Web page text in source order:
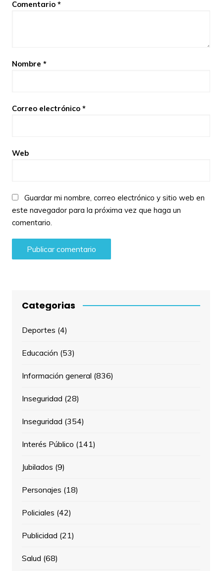
Comentario *
Nombre *
Correo electrónico *
Web
Guardar mi nombre, correo electrónico y sitio web en
este navegador para la próxima vez que haga un
comentario.
Categorias
Deportes (4)
Educación (53)
Información general (836)
Inseguridad (28)
Inseguridad (354)
Interés Público (141)
Jubilados (9)
Personajes (18)
Policiales (42)
Publicidad (21)
Salud (68)